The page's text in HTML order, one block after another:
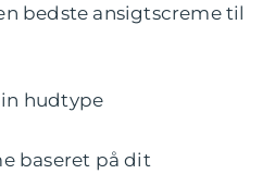
bedste ansigtscreme til
hudtype
baseret på dit